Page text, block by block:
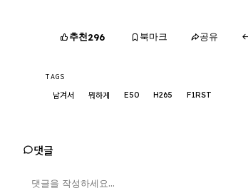
추천296 북마크 공유
TAGS
남겨서 뭐하게 E50 H265 F1RST
댓글